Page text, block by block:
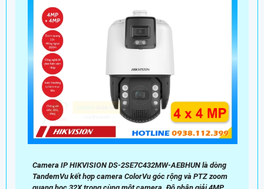
Camera IP HIKVISION DS-2SE7C432MW-AEBHUN là dòng
TandemVu kết hợp camera ColorVu góc rộng và PTZ zoom